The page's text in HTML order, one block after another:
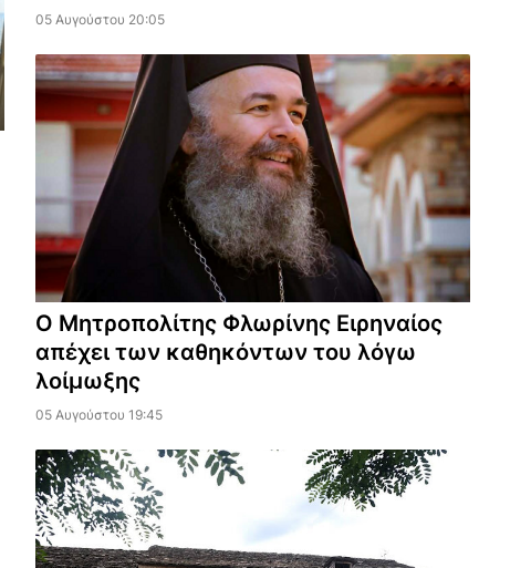
05 Αυγούστου 20:05
Ο Μητροπολίτης Φλωρίνης Ειρηναίος
απέχει των καθηκόντων του λόγω
λοίμωξης
05 Αυγούστου 19:45